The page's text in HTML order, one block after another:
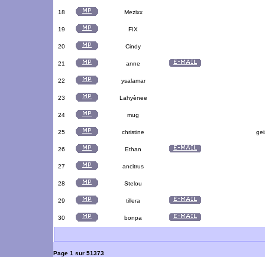
18 Mezixx
19 FIX
20 Cindy
21 anne
22 ysalamar
23 Lahyènee
24 mug
25 christine
26 Ethan
27 ancitrus
28 Stelou
29 tillera
30 bonpa
Page 1 sur 51373